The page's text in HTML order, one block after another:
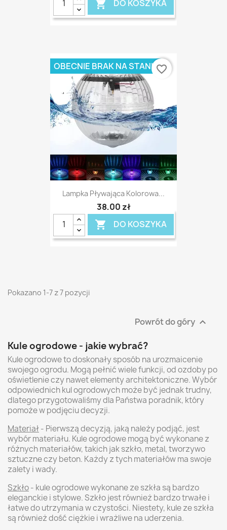
 DO KOSZYKA
Lampka Pływająca Kolorowa...
38,00 zł
 DO KOSZYKA
OBECNIE BRAK NA STANIEfavorite_border
Pokazano 1-7 z 7 pozycji
Powrót do góry 
Kule ogrodowe - jakie wybrać?
Kule ogrodowe to doskonały sposób na urozmaicenie
swojego ogrodu. Mogą pełnić wiele funkcji, od ozdoby po
oświetlenie czy nawet elementy architektoniczne. Wybór
odpowiednich kul ogrodowych może być jednak trudny,
dlatego przygotowaliśmy dla Państwa poradnik, który
pomoże w podjęciu decyzji.
Materiał- Pierwszą decyzją, jaką należy podjąć, jest
wybór materiału. Kule ogrodowe mogą być wykonane z
różnych materiałów, takich jak szkło, metal, tworzywo
sztuczne czy beton. Każdy z tych materiałów ma swoje
zalety i wady.
Szkło- kule ogrodowe wykonane ze szkła są bardzo
eleganckie i stylowe. Szkło jest również bardzo trwałe i
łatwe do utrzymania w czystości. Niestety, kule ze szkła
są również dość ciężkie i wrażliwe na uderzenia.